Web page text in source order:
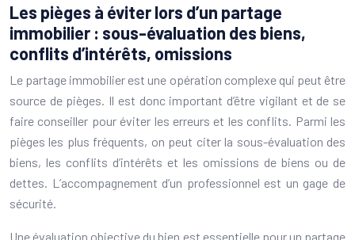
Les pièges à éviter lors d’un partage
immobilier : sous-évaluation des biens,
conflits d’intérêts, omissions
Le partage immobilier est une opération complexe qui peut être
source de pièges. Il est donc important d’être vigilant et de se
faire conseiller pour éviter les erreurs et les conflits. Parmi les
pièges les plus fréquents, on peut citer la sous-évaluation des
biens, les conflits d’intérêts et les omissions de biens ou de
dettes. L’accompagnement d’un professionnel est un gage de
sécurité.
Une évaluation objective du bien est essentielle pour un partage